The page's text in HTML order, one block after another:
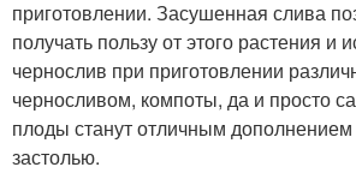
приготовлении. Засушенная слива
получать пользу от этого растения и
чернослив при приготовлении
черносливом, компоты, да и просто
плоды станут отличным
застолью.